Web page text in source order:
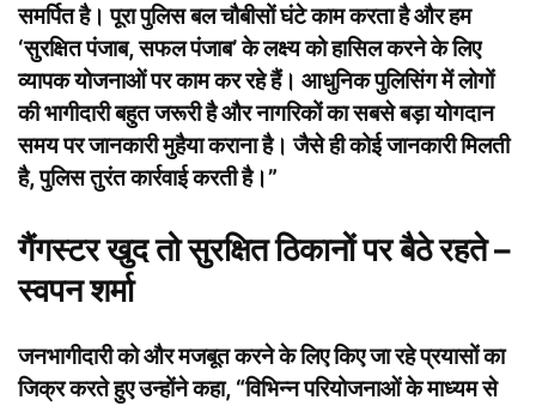
समर्पित है। पूरा पुलिस बल चौबीसों घंटे काम करता है और हम
‘सुरक्षित पंजाब, सफल पंजाब’ के लक्ष्य को हासिल करने के लिए
व्यापक योजनाओं पर काम कर रहे हैं। आधुनिक पुलिसिंग में लोगों
की भागीदारी बहुत जरूरी है और नागरिकों का सबसे बड़ा योगदान
समय पर जानकारी मुहैया कराना है। जैसे ही कोई जानकारी मिलती
है, पुलिस तुरंत कार्रवाई करती है।”
गैंगस्टर खुद तो सुरक्षित ठिकानों पर बैठे रहते –
स्वपन शर्मा
जनभागीदारी को और मजबूत करने के लिए किए जा रहे प्रयासों का
जिक्र करते हुए उन्होंने कहा, “विभिन्न परियोजनाओं के माध्यम से